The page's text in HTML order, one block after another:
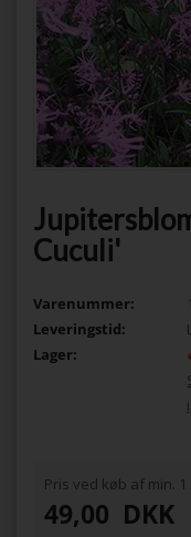
Cuculi'
Varenummer:
Leveringstid:
Lager:
Pris ved køb af min. 1
49,00 DKK